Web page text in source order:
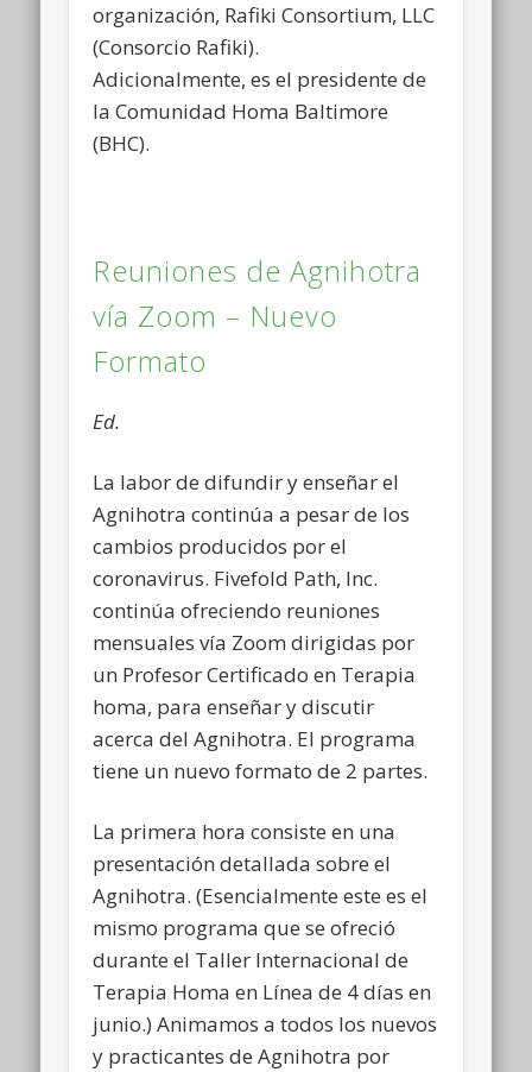
organización, Rafiki Consortium, LLC
(Consorcio Rafiki).
Adicionalmente, es el presidente de
la Comunidad Homa Baltimore
(BHC).
Reuniones de Agnihotra
vía Zoom – Nuevo
Formato
Ed.
La labor de difundir y enseñar el
Agnihotra continúa a pesar de los
cambios producidos por el
coronavirus. Fivefold Path, Inc.
continúa ofreciendo reuniones
mensuales vía Zoom dirigidas por
un Profesor Certificado en Terapia
homa, para enseñar y discutir
acerca del Agnihotra. El programa
tiene un nuevo formato de 2 partes.
La primera hora consiste en una
presentación detallada sobre el
Agnihotra. (Esencialmente este es el
mismo programa que se ofreció
durante el Taller Internacional de
Terapia Homa en Línea de 4 días en
junio.) Animamos a todos los nuevos
y practicantes de Agnihotra por